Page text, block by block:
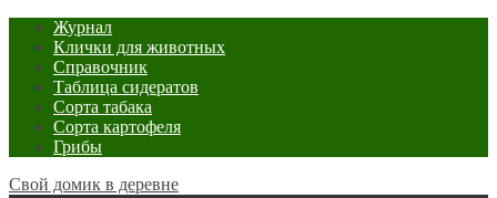
Журнал
Клички для животных
Справочник
Таблица сидератов
Сорта табака
Сорта картофеля
Грибы
Свой домик в деревне